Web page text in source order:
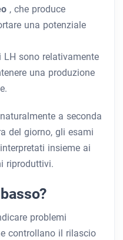
, che produce
una potenziale
LH sono relativamente
una produzione
a seconda
del giorno, gli esami
insieme ai
riproduttivi.
problemi
controllano il rilascio